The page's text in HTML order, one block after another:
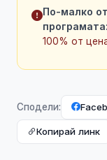
По-малко
програмата:
100% от
Сподели:
Копирай линк